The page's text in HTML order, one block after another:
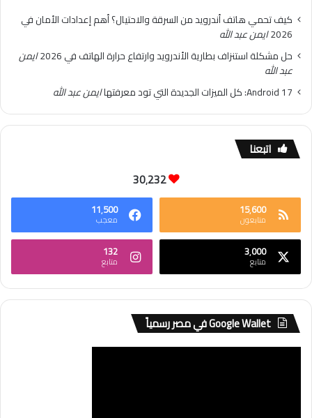
كيف تحمي هاتف أندرويد من السرقة والاحتيال؟ أهم إعدادات الأمان في
2026ايمن عبد الله
حل مشكلة استنزاف بطارية الأندرويد وارتفاع حرارة الهاتف في 2026
ايمن
عبد الله
Android 17: كل الميزات الجديدة التي تود معرفتها
ايمن عبد الله
اتبعنا
30٬232
15٬600
متابعون
11٬500
معجب
3٬000
متابع
132
متابع
Google Wallet في مصر رسمياً